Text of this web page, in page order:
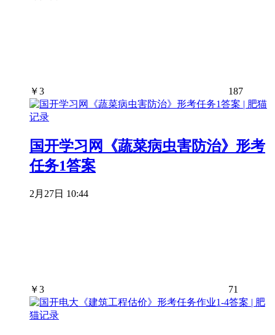
￥3 187
国开学习网《蔬菜病虫害防治》形考
任务1答案
2月27日 10:44
￥3 71